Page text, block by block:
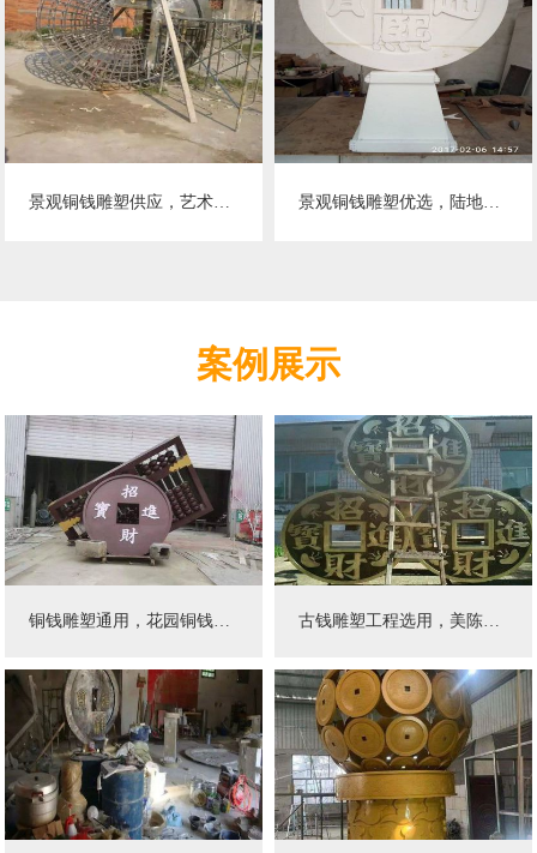
案例展示
2023年02月安装于江苏省 2023年07月安装于辽宁省